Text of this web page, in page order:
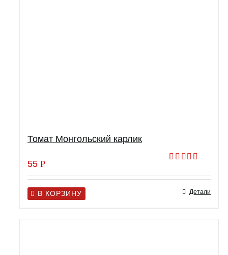
Томат Монгольский карлик
4.50из 5
55 Р
В КОРЗИНУ Детали